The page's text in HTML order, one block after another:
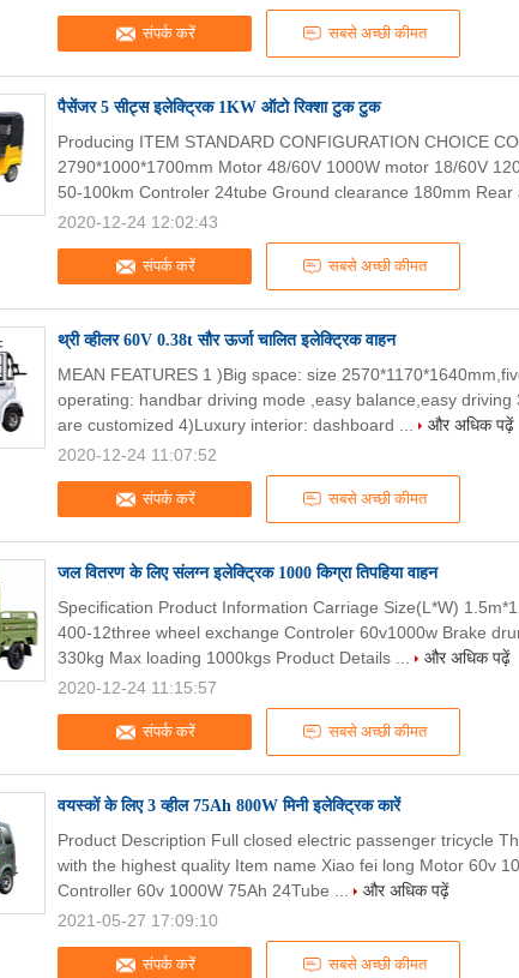
संपर्क करें सबसे अच्छी कीमत
पैसेंजर 5 सीट्स इलेक्ट्रिक 1KW ऑटो रिक्शा टुक टुक
संपर्क करें सबसे अच्छी कीमत
Producing ITEM STANDARD CONFIGURATION CHOICE
2790*1000*1700mm Motor 48/60V 1000W motor 18/60V
50-100km Controler 24tube Ground clearance 180mm Rear
2020-12-24 12:02:43
थ्री व्हीलर 60V 0.38t सौर ऊर्जा चालित इलेक्ट्रिक वाहन
संपर्क करें सबसे अच्छी कीमत
MEAN FEATURES 1 )Big space: size
operating: handbar driving mode ,easy balance,easy
are customized 4)Luxury interior: dashboard ...
और अधिक पढ़ें
2020-12-24 11:07:52
जल वितरण के लिए संलग्न इलेक्ट्रिक 1000 किग्रा तिपहिया वाहन
संपर्क करें सबसे अच्छी कीमत
Specification Product Information Carriage Size(L*W)
400-12three wheel exchange Controler 60v1000w Brake
330kg Max loading 1000kgs Product Details ...
और अधिक पढ़ें
2020-12-24 11:15:57
वयस्कों के लिए 3 व्हील 75Ah 800W मिनी इलेक्ट्रिक कारें
संपर्क करें सबसे अच्छी कीमत
Product Description Full closed electric passenger tricycle
with the highest quality Item name Xiao fei long Motor 60v
Controller 60v 1000W 75Ah 24Tube ...
और अधिक पढ़ें
2021-05-27 17:09:10